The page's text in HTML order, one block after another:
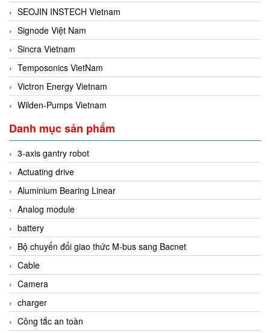
SEOJIN INSTECH Vietnam
Signode Việt Nam
Sincra Vietnam
Temposonics VietNam
Victron Energy Vietnam
Wilden-Pumps Vietnam
Danh mục sản phẩm
3-axis gantry robot
Actuating drive
Aluminium Bearing Linear
Analog module
battery
Bộ chuyển đổi giao thức M-bus sang Bacnet
Cable
Camera
charger
Công tắc an toàn